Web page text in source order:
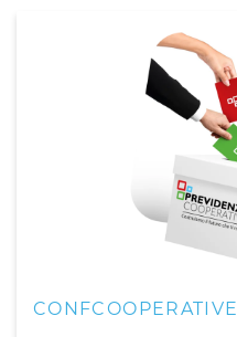
CONFCOOPERATIVE